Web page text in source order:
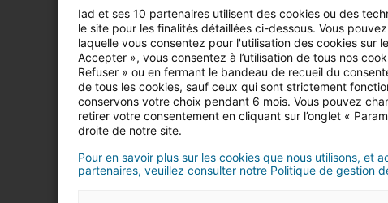
Iad et ses 10 partenaires utilisent des cookies ou des
le site pour les finalités détaillées ci-dessous. Vous
laquelle vous consentez pour l'utilisation des cookies sur
Accepter », vous consentez à l’utilisation de tous nos
Refuser » ou en fermant le bandeau de recueil du
de tous les cookies, sauf ceux qui sont strictement
conservons votre choix pendant 6 mois. Vous pouvez
retirer votre consentement en cliquant sur l’onglet «
droite de notre site.
Pour en savoir plus sur les cookies que nous utilisons, et
partenaires, veuillez consulter notre Politique de gestion